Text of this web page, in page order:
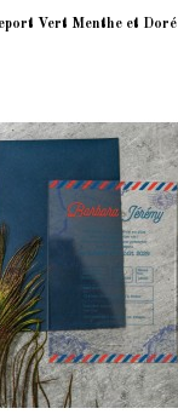
Vert Menthe et Doré